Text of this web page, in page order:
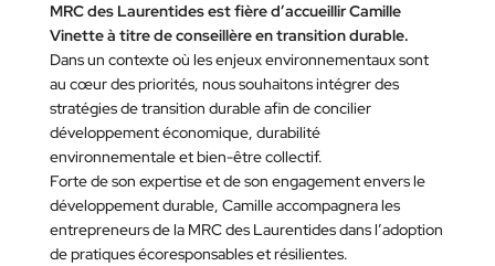
MRC des Laurentides est fière d’accueillir Camille
Vinette à titre de conseillère en transition durable.
Dans un contexte où les enjeux environnementaux sont
au cœur des priorités, nous souhaitons intégrer des
stratégies de transition durable afin de concilier
développement économique, durabilité
environnementale et bien-être collectif.
Forte de son expertise et de son engagement envers le
développement durable, Camille accompagnera les
entrepreneurs de la MRC des Laurentides dans l’adoption
de pratiques écoresponsables et résilientes.